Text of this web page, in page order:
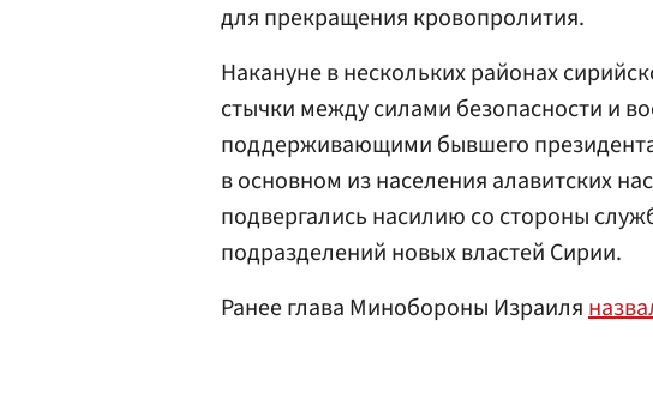
для прекращения кровопролития.
Накануне в нескольких районах
стычки между силами безопасности и
поддерживающими бывшего
в основном из населения алавитских
подвергались насилию со стороны
подразделений новых властей Сирии.
Ранее глава Минобороны Израиля